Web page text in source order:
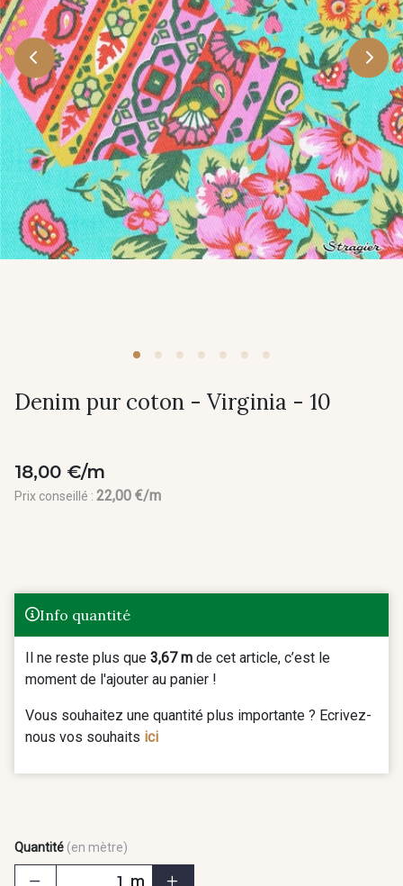
Denim pur coton - Virginia - 10
18,00 €/m
Prix conseillé : 22,00 €/m
Info quantité
Il ne reste plus que 3,67 m de cet article, c’est le
moment de l'ajouter au panier !
Vous souhaitez une quantité plus importante ? Ecrivez-
nous vos souhaits ici
Quantité (en mètre)
m